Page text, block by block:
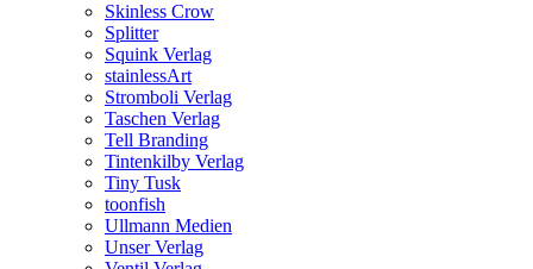
Skinless Crow
Splitter
Squink Verlag
stainlessArt
Stromboli Verlag
Taschen Verlag
Tell Branding
Tintenkilby Verlag
Tiny Tusk
toonfish
Ullmann Medien
Unser Verlag